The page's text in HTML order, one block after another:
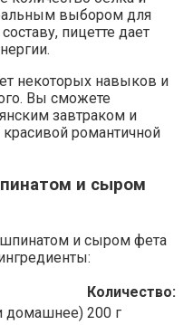
выбором для
пицетте дает
некоторых навыков и
Вы сможете
завтраком и
красивой романтичной
и сыром
шпинатом и сыром фета
Количество:
домашнее) 200 г